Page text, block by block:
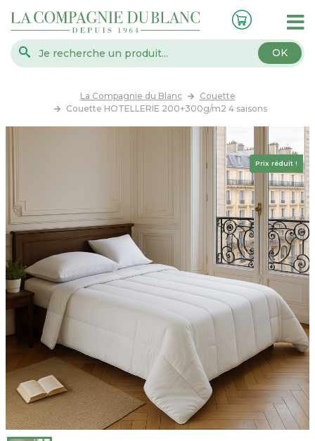
OK
La Compagnie du Blanc
Couette
Couette HOTELLERIE 200+300g/m2 4 saisons
Prix réduit !